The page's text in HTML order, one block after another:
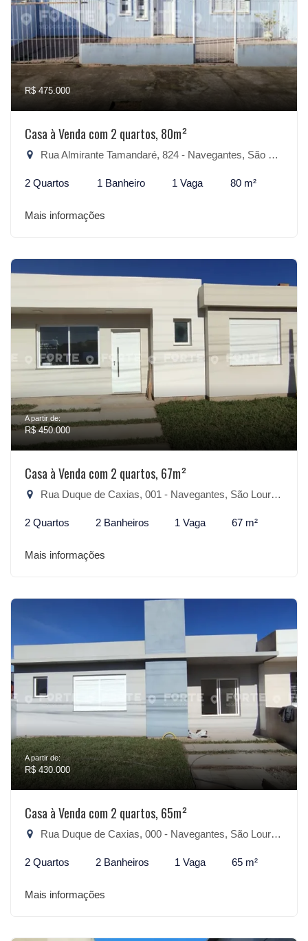
R$ 475.000
Casa à Venda com 2 quartos, 80m²
Rua Almirante Tamandaré, 824 - Navegantes, São Lourenço do Sul-RS
2 Quartos 1 Banheiro 1 Vaga 80 m²
Mais informações
A partir de:
R$ 450.000
Casa à Venda com 2 quartos, 67m²
Rua Duque de Caxias, 001 - Navegantes, São Lourenço do Sul-RS
2 Quartos 2 Banheiros 1 Vaga 67 m²
Mais informações
A partir de:
R$ 430.000
Casa à Venda com 2 quartos, 65m²
Rua Duque de Caxias, 000 - Navegantes, São Lourenço do Sul-RS
2 Quartos 2 Banheiros 1 Vaga 65 m²
Mais informações